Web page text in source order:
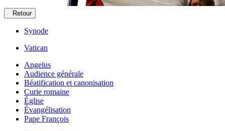
Retour
Synode
Vatican
Angelus
Audience générale
Béatification et canonisation
Curie romaine
Église
Évangélisation
Pape François